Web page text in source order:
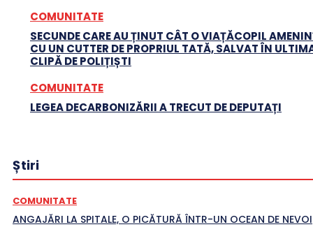
COMUNITATE
SECUNDE CARE AU ȚINUT CÂT O VIAȚĂCOPIL
CU UN CUTTER DE PROPRIUL TATĂ, SALVAT ÎN
CLIPĂ DE POLIȚIȘTI
COMUNITATE
LEGEA DECARBONIZĂRII A TRECUT DE DEPUTAȚI
Știri
COMUNITATE
ANGAJĂRI LA SPITALE, O PICĂTURĂ ÎNTR-UN OCEAN DE NEVOI